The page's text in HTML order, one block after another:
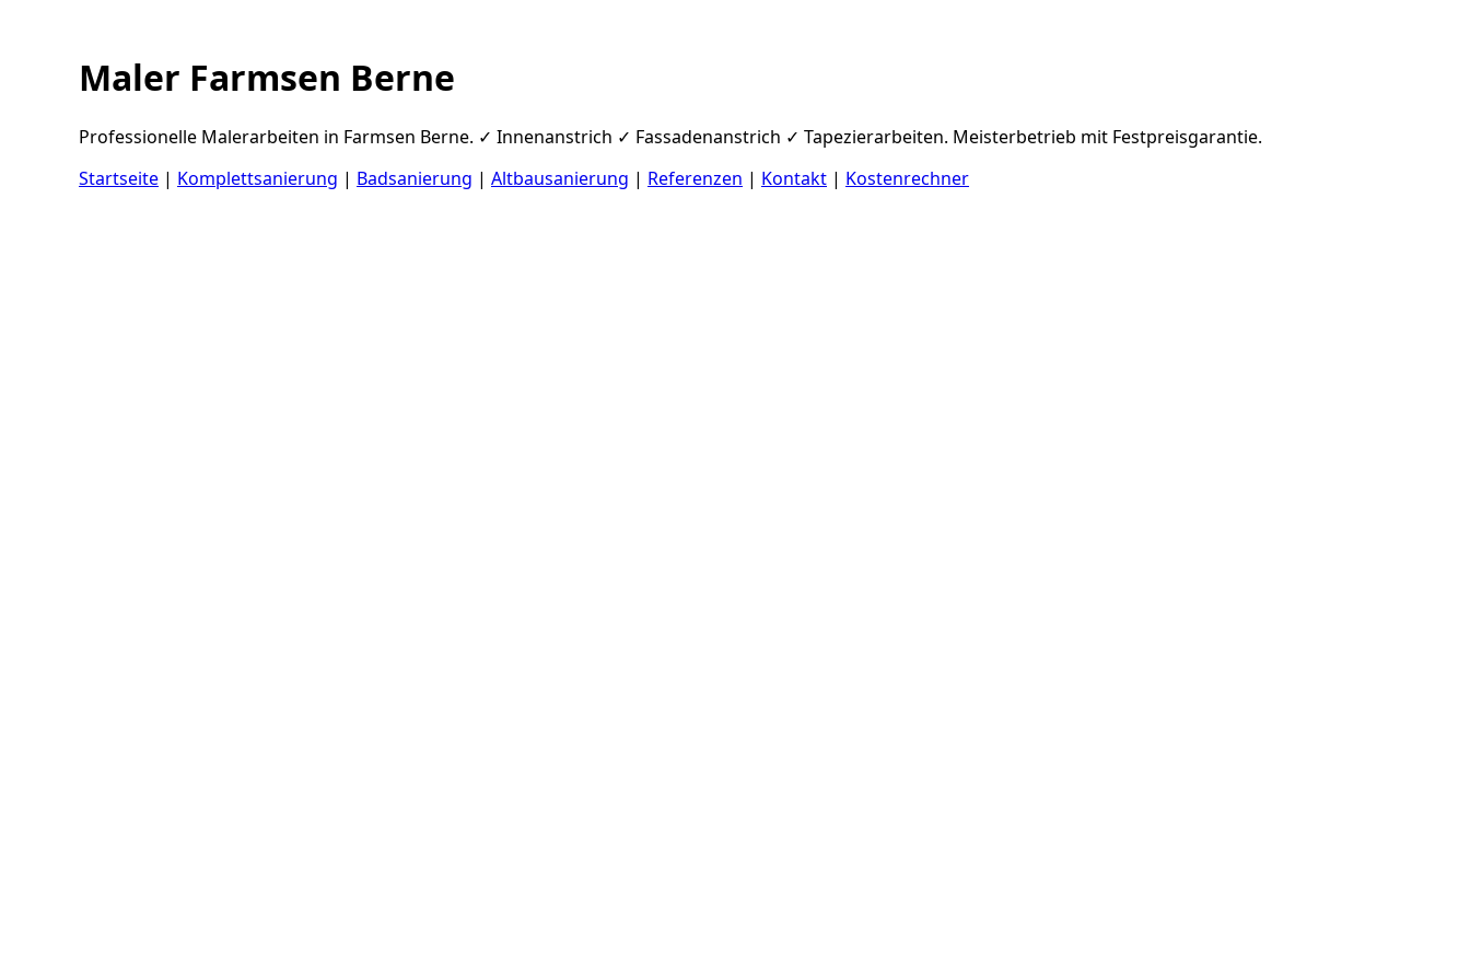
Maler Farmsen Berne
Professionelle Malerarbeiten in Farmsen Berne. ✓ Innenanstrich ✓ Fassadenanstrich ✓ Tapezierarbeiten. Meisterbetrieb mit Festpreisgarantie.
Startseite | Komplettsanierung | Badsanierung | Altbausanierung | Referenzen | Kontakt | Kostenrechner